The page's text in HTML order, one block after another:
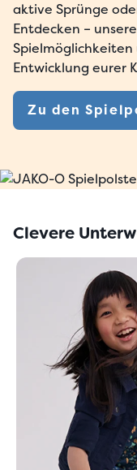
aktive Sprünge
Entdecken –
Entwicklung eurer
Zu den
Clevere